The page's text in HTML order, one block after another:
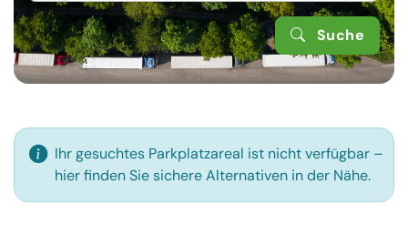
Suche
Ihr gesuchtes Parkplatzareal ist nicht verfügbar –
hier finden Sie sichere Alternativen in der Nähe.